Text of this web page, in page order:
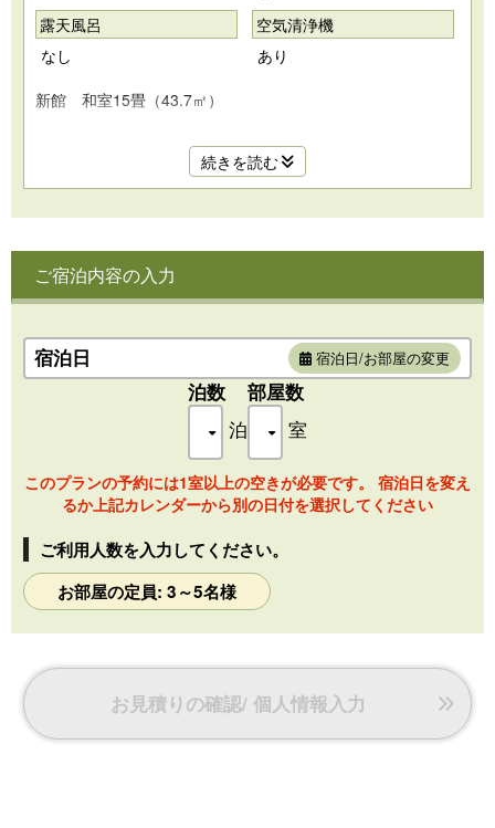
露天風呂
なし
空気清浄機
あり
新館 和室15畳（43.7㎡）
定員5名様、和室15畳のお部屋です。
雄大な岩木山が目前に見える岩木山向きのお部屋です。
［設備品］
液晶テレビ／電話／冷蔵庫／電気ポット／冷水ポット／ティ
1室2個のルームキー
[アメニティ］
ハミガキセット／バスタオル／フェイスタオル
おむつ入れ／小さい浴衣・スリッパ
（ご要望によりおねしょマット・体温計の貸出、哺乳瓶の消
毒を承ります。）
続きを読む
ご宿泊内容の入力
宿泊日 宿泊日/お部屋の変更
泊数
泊
部屋数
室
このプランの予約には1室以上の空きが必要です。 宿泊日を変え
るか上記カレンダーから別の日付を選択してください
ご利用人数を入力してください。
お部屋の定員: 3～5名様
お見積りの確認/ 個人情報入力